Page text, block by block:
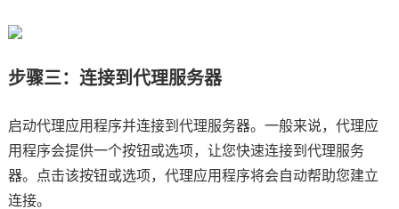
步骤三：连接到代理服务器
启动代理应用程序并连接到代理服务器。一般来说，代理应
用程序会提供一个按钮或选项，让您快速连接到代理服务
器。点击该按钮或选项，代理应用程序将会自动帮助您建立
连接。